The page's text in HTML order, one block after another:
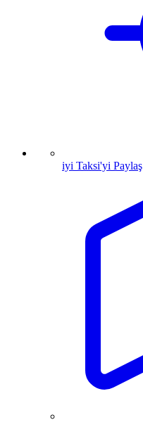
iyi Taksi'yi Paylaş